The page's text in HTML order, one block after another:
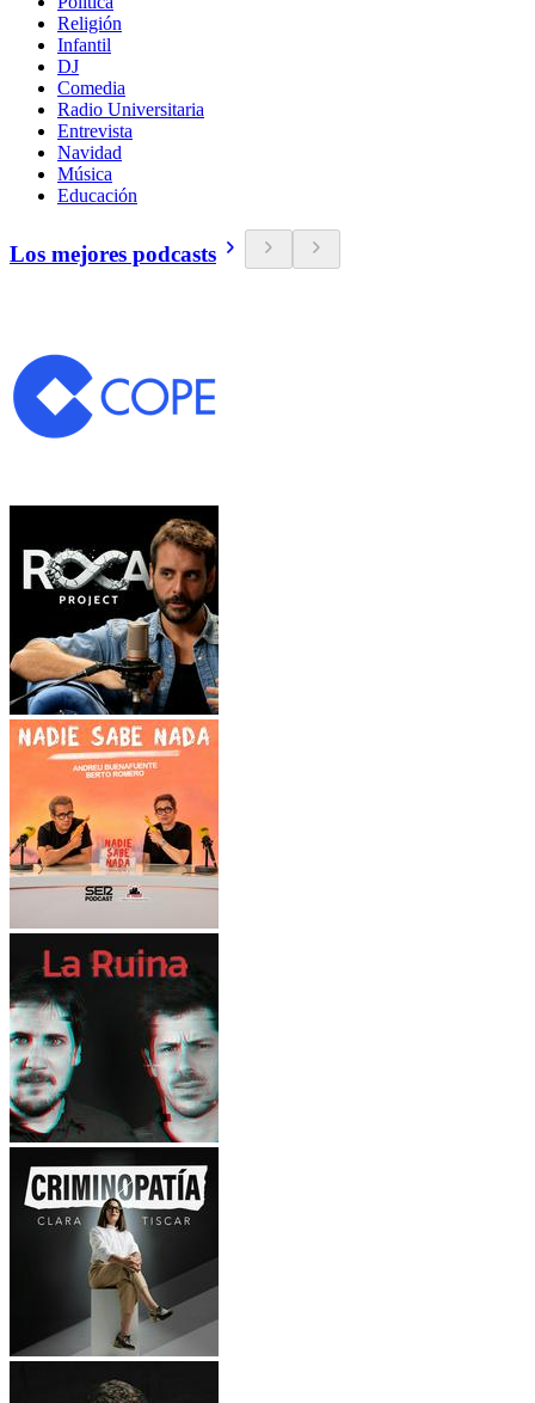
Religión
Infantil
DJ
Comedia
Radio Universitaria
Entrevista
Navidad
Música
Educación
Los mejores podcasts